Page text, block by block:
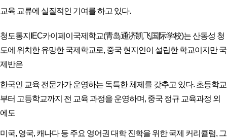
교육 교류에 실질적인 기여를 하고 있다.
청도통지IEC카이페이국제학교(青岛通济凯飞国际学校)는 산동성 청
도에 위치한 유망한 국제학교로, 중국 현지인이 설립한 학교이지만 국
제반은
한국인 교육 전문가가 운영하는 독특한 체제를 갖추고 있다. 초등학교
부터 고등학교까지 전 교육 과정을 운영하며, 중국 정규 교육과정 외
에도
미국, 영국, 캐나다 등 주요 영어권 대학 진학을 위한 국제 커리큘럼, 그